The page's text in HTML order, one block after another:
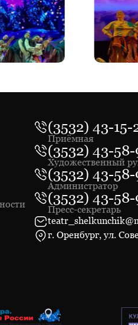
(3532) 43-15-
Приёмная
(3532) 43-
Художественный
(3532) 43-58-
Администратор
(3532) 43-
Пресс-секретарь
г. Оренбург, ул.